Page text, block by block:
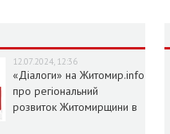
12.07.2024, 12:36
«Діалоги» на Житомир.info
про регіональний
розвиток Житомирщини в